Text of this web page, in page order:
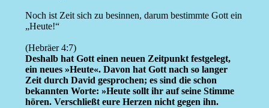
Noch ist Zeit sich zu besinnen, darum bestimmte Gott ein
„Heute!“
(Hebräer 4:7)
Deshalb hat Gott einen neuen Zeitpunkt festgelegt,
ein neues »Heute«. Davon hat Gott nach so langer
Zeit durch David gesprochen; es sind die schon
bekannten Worte: »Heute sollt ihr auf seine Stimme
hören. Verschließt eure Herzen nicht gegen ihn.